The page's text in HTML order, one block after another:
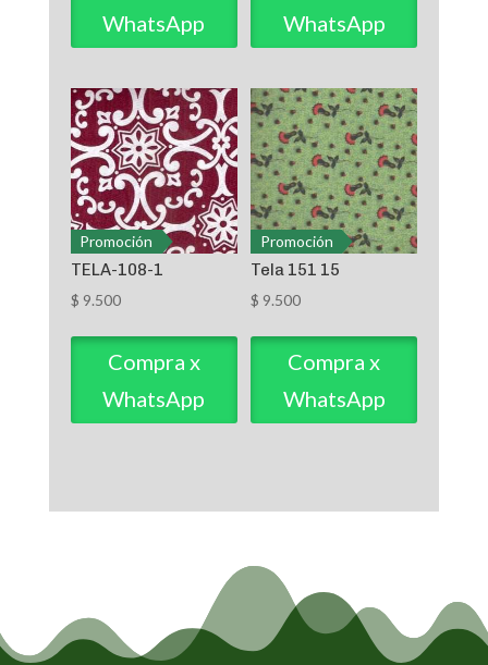
WhatsApp
WhatsApp
Promoción
TELA-108-1
$ 9.500
Compra x
WhatsApp
Promoción
Tela 151 15
$ 9.500
Compra x
WhatsApp